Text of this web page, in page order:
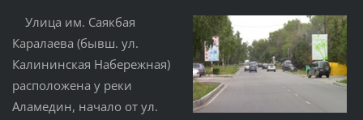
Улица им. Саякбая
Каралаева (бывш. ул.
Калининская Набережная)
расположена у реки
Аламедин, начало от ул.